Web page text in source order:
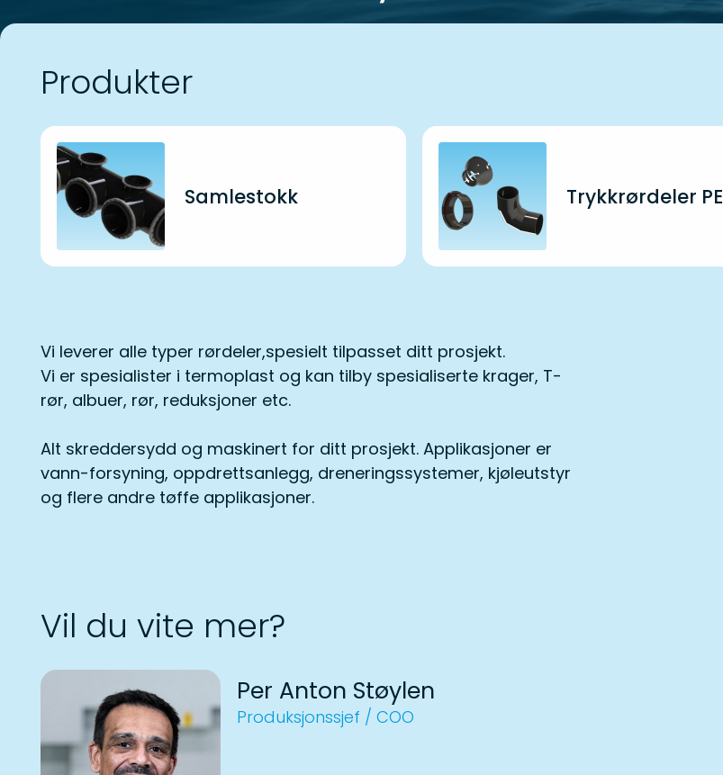
Produkter
Samlestokk Trykkrørdeler PE
Vi leverer alle typer rørdeler,spesielt tilpasset ditt prosjekt.
Vi er spesialister i termoplast og kan tilby spesialiserte krager, T-
rør, albuer, rør, reduksjoner etc.
Alt skreddersydd og maskinert for ditt prosjekt. Applikasjoner er
vann-forsyning, oppdrettsanlegg, dreneringssystemer, kjøleutstyr
og flere andre tøffe applikasjoner.
Vil du vite mer?
Per Anton Støylen
Produksjonssjef / COO